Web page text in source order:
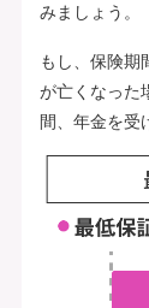
みましょう。
もし、保険期
が亡くなった
間、年金を受